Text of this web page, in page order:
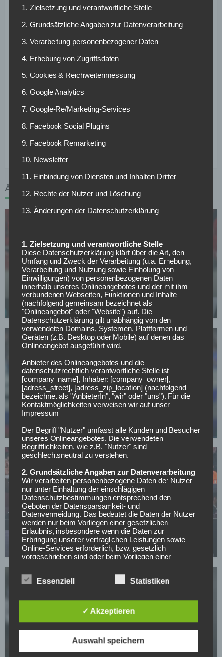
Chelsea nach einem guten Start deutlich einbrach.
Antoine Arnault begründete die Verpflichtung mit
Roseniors Spielidee. Er sei immer beeindruckt gewesen von
jungen Mannschaften aufgebaut habe. Beim Paris FC soll
daraus nun mehr werden als ein kurzfristiger Effekt. Ziel
Jahr für Jahr sportlich weiterzuentwickeln.
Neustart. Für Paris FC ist es ein Schritt mit klarer
Richtung: mehr Struktur, mehr Entwicklung, mehr Anspruch.
ÄHNLICHE ARTIKEL
WETTBEWERBE
Mostafa Mohamed kehrt nach wochenlanger
Abwesenheit zurück – Nantes zieht
Konsequenzen
23.07.2026
LIGUE 1
Nach O’Neil-Abgang: Straßburg setzt auf Hugo
Oliveira
13.07.2026
LIGUE 1
Bruno Genesio wird neuer Trainer in Marseille
01.07.2026
Diarra-Fall beendet: FIFA einigt sich auf Vergleich
1. Zielsetzung und verantwortliche Stelle
2. Grundsätzliche Angaben zur Datenverarbeitung
3. Verarbeitung personenbezogener Daten
4. Erhebung von Zugriffsdaten
5. Cookies & Reichweitenmessung
6. Google Analytics
7. Google-Re/Marketing-Services
8. Facebook Social Plugins
9. Facebook Remarketing
10. Newsletter
11. Einbindung von Diensten und Inhalten Dritter
12. Rechte der Nutzer und Löschung
13. Änderungen der Datenschutzerklärung
1. Zielsetzung und verantwortliche Stelle
Diese Datenschutzerklärung klärt über die Art, den
Umfang und Zweck der Verarbeitung (u.a. Erhebung,
Verarbeitung und Nutzung sowie Einholung von
Einwilligungen) von personenbezogenen Daten
innerhalb unseres Onlineangebotes und der mit ihm
verbundenen Webseiten, Funktionen und Inhalte
(nachfolgend gemeinsam bezeichnet als
"Onlineangebot" oder "Website") auf. Die
Datenschutzerklärung gilt unabhängig von den
verwendeten Domains, Systemen, Plattformen und
Geräten (z.B. Desktop oder Mobile) auf denen das
Onlineangebot ausgeführt wird.
Anbieter des Onlineangebotes und die
datenschutzrechtlich verantwortliche Stelle ist
[company_name], Inhaber: [company_owner],
[adress_street], [adress_zip_location] (nachfolgend
bezeichnet als "AnbieterIn", "wir" oder "uns"). Für die
Kontaktmöglichkeiten verweisen wir auf unser
Impressum
Der Begriff "Nutzer" umfasst alle Kunden und Besucher
unseres Onlineangebotes. Die verwendeten
Begrifflichkeiten, wie z.B. "Nutzer" sind
geschlechtsneutral zu verstehen.
2. Grundsätzliche Angaben zur Datenverarbeitung
Wir verarbeiten personenbezogene Daten der Nutzer
nur unter Einhaltung der einschlägigen
Datenschutzbestimmungen entsprechend den
Geboten der Datensparsamkeit- und
Datenvermeidung. Das bedeutet die Daten der Nutzer
werden nur beim Vorliegen einer gesetzlichen
Erlaubnis, insbesondere wenn die Daten zur
Erbringung unserer vertraglichen Leistungen sowie
Online-Services erforderlich, bzw. gesetzlich
vorgeschrieben sind oder beim Vorliegen einer
Wir treffen organisatorische, vertragliche und
Stand der Technik, um sicher zu stellen, dass die
Vorschriften der Datenschutzgesetze eingehalten
werden und um damit die durch uns verarbeiteten
Daten gegen zufällige oder vorsätzliche
Manipulationen, Verlust, Zerstörung oder gegen den
Zugriff unberechtigter Personen zu schützen.
Essenziell Statistiken
✓ Akzeptieren
Auswahl speichern